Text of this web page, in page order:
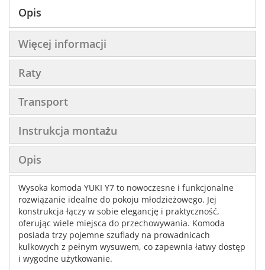
Opis
Więcej informacji
Raty
Transport
Instrukcja montażu
Opis
Wysoka komoda YUKI Y7 to nowoczesne i funkcjonalne
rozwiązanie idealne do pokoju młodzieżowego. Jej
konstrukcja łączy w sobie elegancję i praktyczność,
oferując wiele miejsca do przechowywania. Komoda
posiada trzy pojemne szuflady na prowadnicach
kulkowych z pełnym wysuwem, co zapewnia łatwy dostęp
i wygodne użytkowanie.